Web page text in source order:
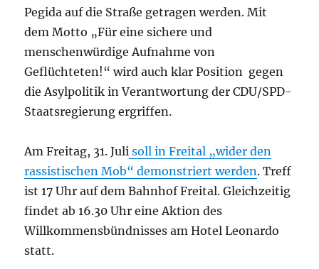
Pegida auf die Straße getragen werden. Mit
dem Motto „Für eine sichere und
menschenwürdige Aufnahme von
Geflüchteten!“ wird auch klar Position gegen
die Asylpolitik in Verantwortung der CDU/SPD-
Staatsregierung ergriffen.
Am Freitag, 31. Juli soll in Freital „wider den
rassistischen Mob“ demonstriert werden. Treff
ist 17 Uhr auf dem Bahnhof Freital. Gleichzeitig
findet ab 16.30 Uhr eine Aktion des
Willkommensbündnisses am Hotel Leonardo
statt.